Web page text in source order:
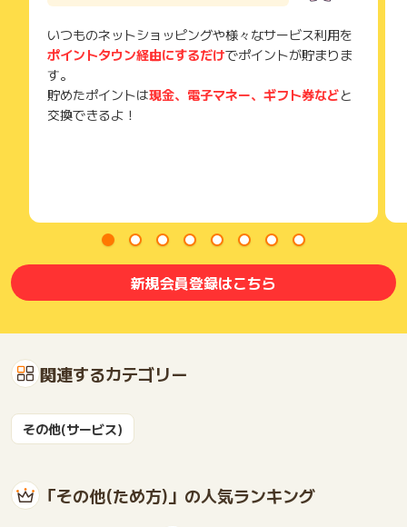
いつものネットショッピングや様々なサービス利用を
ポイントタウン経由にするだけでポイントが貯まりま
す。
貯めたポイントは現金、電子マネー、ギフト券などと
交換できるよ！
新規会員登録はこちら
関連するカテゴリー
その他(サービス)
「その他(ため方)」の人気ランキング